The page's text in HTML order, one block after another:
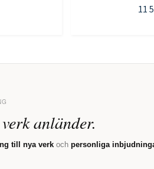
11
anländer.
till nya verk och personliga